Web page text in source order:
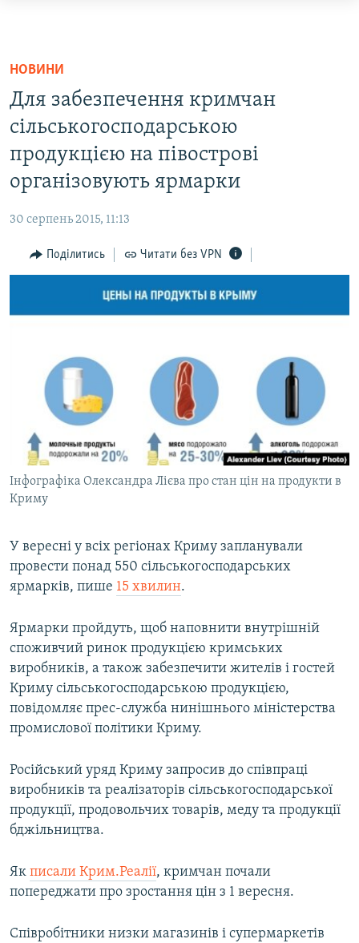
Перейти
основного
матеріалу
до
основної
Перейти
пошуку
ВОДА.КРИМ
ВІДЕО ТА ФОТО
ПОЛІТИКА
БЛОГИ
ПОГЛЯД
СВІДЧЕННЯ ОКУПАЦІЇ
УКРАЇНСЬКА ПРОБЛЕМА КРИМУ
ІНФОГРАФІКА
ЯК ОБІЙТИ БЛОКУВАННЯ
Qırımtatar
ДОЛУЧАЙСЯ!
Усі сайти RFE/RL
НОВИНИ
Для забезпечення кримчан
сільськогосподарською
продукцією на півострові
організовують ярмарки
30 серпень 2015, 11:13
Поділитись Читати без VPN
Інфографіка Олександра Лієва про стан цін на продукти в
Криму
У вересні у всіх регіонах Криму запланували
провести понад 550 сільськогосподарських
ярмарків, пише 15 хвилин.
Ярмарки пройдуть, щоб наповнити внутрішній
споживчий ринок продукцією кримських
виробників, а також забезпечити жителів і гостей
Криму сільськогосподарською продукцією,
повідомляє прес-служба нинішнього міністерства
промислової політики Криму.
Російський уряд Криму запросив до співпраці
виробників та реалізаторів сільськогосподарської
продукції, продовольчих товарів, меду та продукції
бджільництва.
Як писали Крим.Реалії, кримчан почали
попереджати про зростання цін з 1 вересня.
Співробітники низки магазинів і супермаркетів